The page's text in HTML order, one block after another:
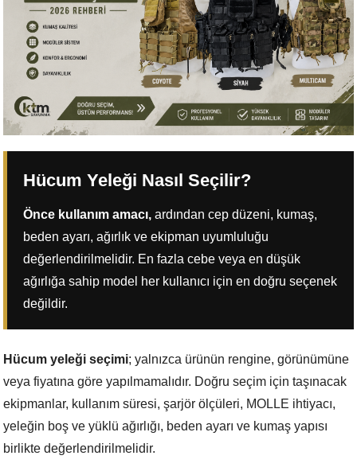
Hücum Yeleği Nasıl Seçilir?
Önce kullanım amacı, ardından cep düzeni, kumaş,
beden ayarı, ağırlık ve ekipman uyumluluğu
değerlendirilmelidir. En fazla cebe veya en düşük
ağırlığa sahip model her kullanıcı için en doğru seçenek
değildir.
Hücum yeleği seçimi; yalnızca ürünün rengine, görünümüne
veya fiyatına göre yapılmamalıdır. Doğru seçim için taşınacak
ekipmanlar, kullanım süresi, şarjör ölçüleri, MOLLE ihtiyacı,
yeleğin boş ve yüklü ağırlığı, beden ayarı ve kumaş yapısı
birlikte değerlendirilmelidir.